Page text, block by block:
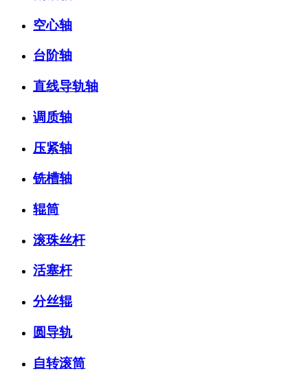
空心轴
台阶轴
直线导轨轴
调质轴
压紧轴
铣槽轴
辊筒
滚珠丝杆
活塞杆
分丝辊
圆导轨
自转滚筒